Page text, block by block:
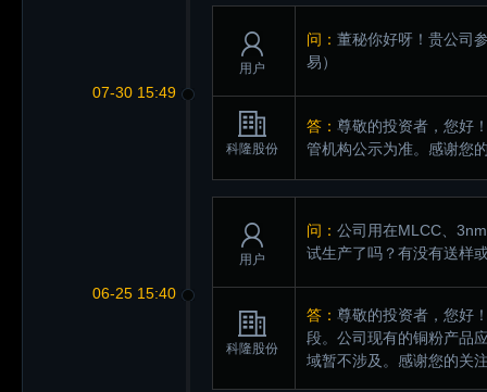
07-30 15:49
用户
问： 董秘你好呀！贵公司
易）
科隆股份
答： 尊敬的投资者，您好
管机构公示为准。感谢您
06-25 15:40
用户
问： 公司用在MLCC、
试生产了吗？有没有送样
科隆股份
答： 尊敬的投资者，您好
段。公司现有的铜粉产品
域暂不涉及。感谢您的关